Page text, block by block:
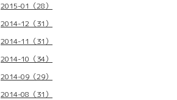
2015-01（28）
2014-12（31）
2014-11（31）
2014-10（34）
2014-09（29）
2014-08（31）